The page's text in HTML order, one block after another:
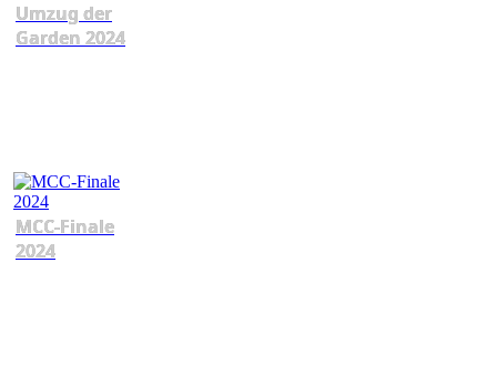
Umzug der
Garden 2024
MCC-Finale
2024